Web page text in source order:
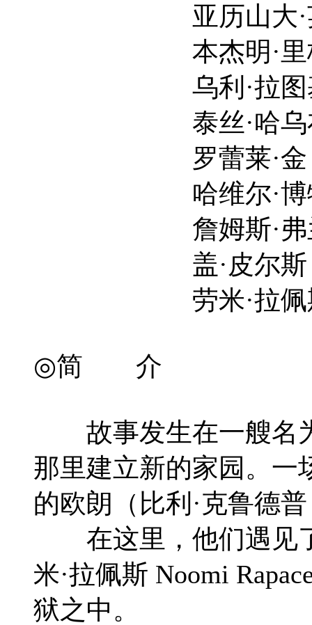
亚历山大·英格
本杰明·里格比
乌利·拉图基孚
泰丝·哈乌布里
罗蕾莱·金
哈维尔·博特
詹姆斯·弗兰科
盖·皮尔斯
劳米·拉佩斯
◎简 介
故事发生在一艘名为
那里建立新的家园。一
的欧朗（比利·克鲁德
在这里，他们遇见了
米·拉佩斯 Noomi
狱之中。